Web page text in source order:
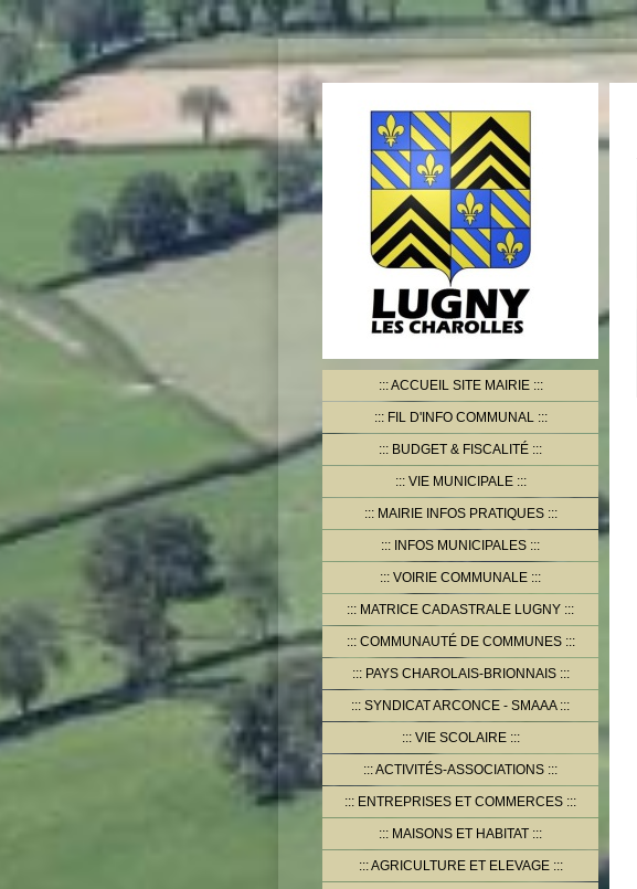
ACCUEIL SITE MAIRIE
FIL D'INFO COMMUNAL
BUDGET & FISCALITÉ
VIE MUNICIPALE
MAIRIE INFOS PRATIQUES
INFOS MUNICIPALES
VOIRIE COMMUNALE
MATRICE CADASTRALE LUGNY
COMMUNAUTÉ DE COMMUNES
PAYS CHAROLAIS-BRIONNAIS
SYNDICAT ARCONCE - SMAAA
VIE SCOLAIRE
ACTIVITÉS-ASSOCIATIONS
ENTREPRISES ET COMMERCES
MAISONS ET HABITAT
AGRICULTURE ET ELEVAGE